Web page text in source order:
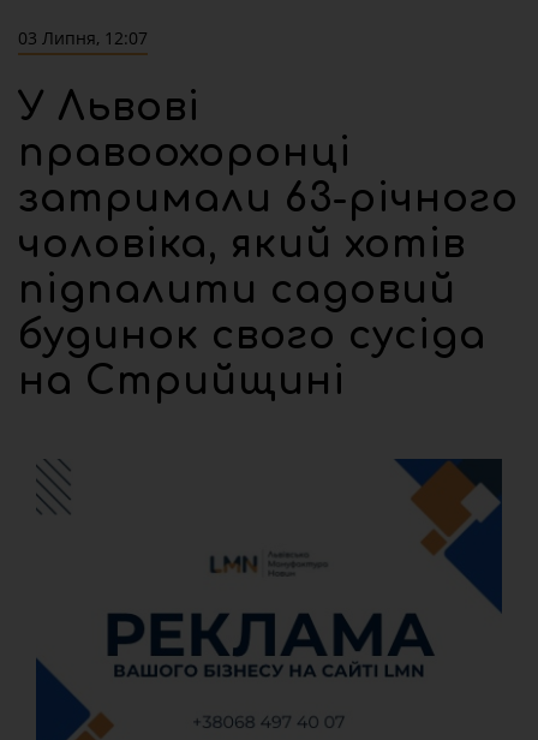
03 Липня, 12:07
У Львові
правоохоронці
затримали 63-річного
чоловіка, який хотів
підпалити садовий
будинок свого сусіда
на Стрийщині